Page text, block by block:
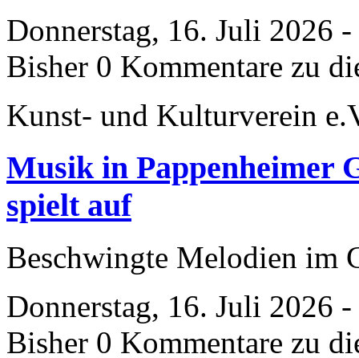
Donnerstag, 16. Juli 2026
Bisher 0 Kommentare zu
Kunst- und Kulturverein
Musik in Pappenheimer
spielt auf
Beschwingte Melodien im
Donnerstag, 16. Juli 2026
Bisher 0 Kommentare zu